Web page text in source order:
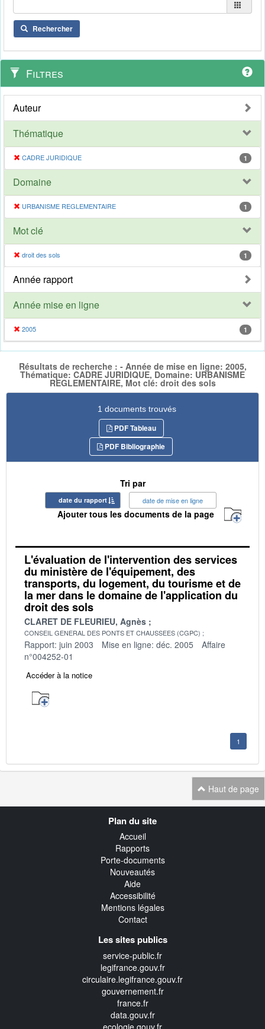
Rechercher
Filtres
Auteur
Thématique
CADRE JURIDIQUE 1
Domaine
URBANISME REGLEMENTAIRE 1
Mot clé
droit des sols 1
Année rapport
Année mise en ligne
2005 1
Résultats de recherche : - Année de mise en ligne: 2005,
Thématique: CADRE JURIDIQUE, Domaine: URBANISME
REGLEMENTAIRE, Mot clé: droit des sols
1 documents trouvés
PDF Tableau
PDF Bibliographie
Tri par
date du rapport date de mise en ligne
Ajouter tous les documents de la page
L'évaluation de l'intervention des services
du ministère de l'équipement, des
transports, du logement, du tourisme et de
la mer dans le domaine de l'application du
droit des sols
CLARET DE FLEURIEU, Agnès
CONSEIL GENERAL DES PONTS ET CHAUSSEES (CGPC)
Rapport: juin 2003 Mise en ligne: déc. 2005
Affaire
n°004252-01
Accéder à la notice
1
Haut de page
Plan du site
Accueil
Rapports
Porte-documents
Nouveautés
Aide
Accessibilité
Mentions légales
Contact
Les sites publics
service-public.fr
legifrance.gouv.fr
circulaire.legifrance.gouv.fr
gouvernement.fr
france.fr
data.gouv.fr
ecologie.gouv.fr